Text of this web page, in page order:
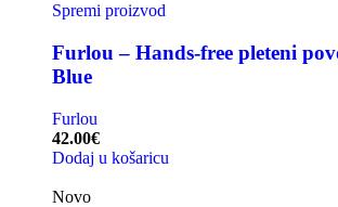
Spremi proizvod
Furlou – Hands-free pleteni
Blue
Furlou
42.00€
Dodaj u košaricu
Novo